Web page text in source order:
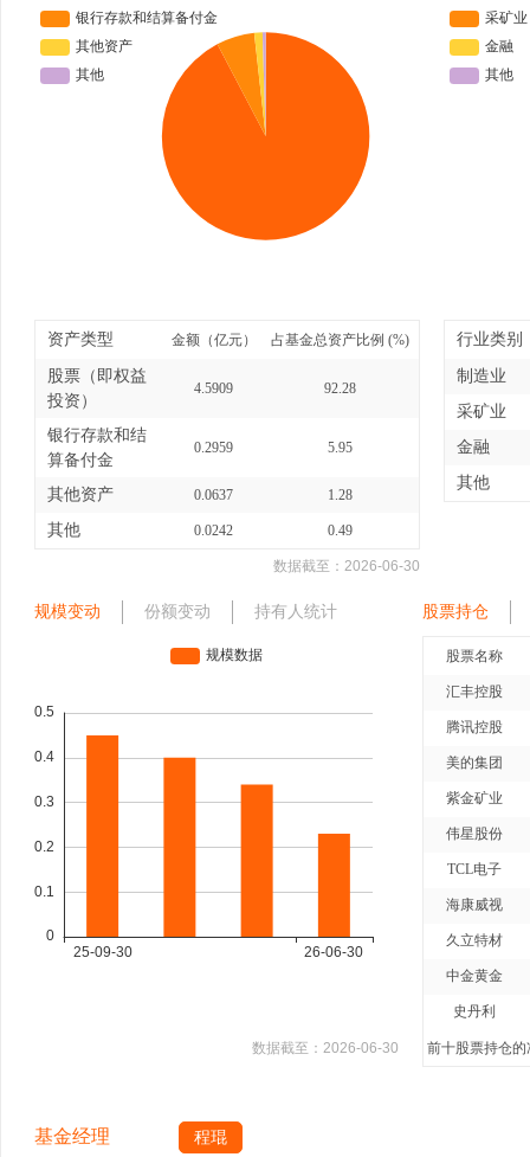
资产类型 金额（亿元） 占基金总资产比例 (%)
股票（即权益
投资）
4.5909 92.28
银行存款和结
算备付金
0.2959 5.95
其他资产 0.0637 1.28
其他 0.0242 0.49
数据截至： 2026-06-30
行业类别
制造业
采矿业
金融
其他
规模变动 份额变动 持有人统计
数据截至： 2026-06-30
股票持仓
股票名称
汇丰控股
腾讯控股
美的集团
紫金矿业
伟星股份
TCL电子
海康威视
久立特材
中金黄金
史丹利
前十股票持仓的
基金经理 程琨